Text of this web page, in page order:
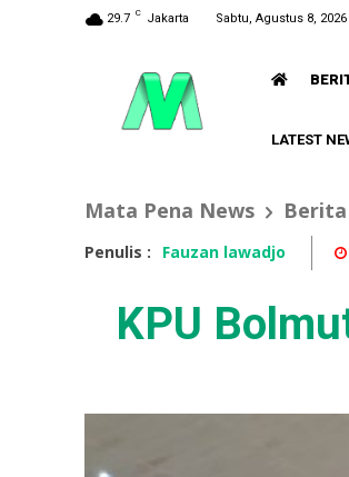
29.7 C Jakarta Sabtu, Agustus 8, 2026
LATEST
Mata Pena News Berita
Penulis : Fauzan lawadjo
KPU